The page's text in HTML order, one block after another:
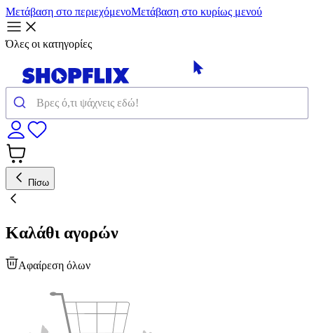
Μετάβαση στο περιεχόμενοΜετάβαση στο κυρίως μενού
Όλες οι κατηγορίες
Πίσω
Καλάθι αγορών
Αφαίρεση όλων